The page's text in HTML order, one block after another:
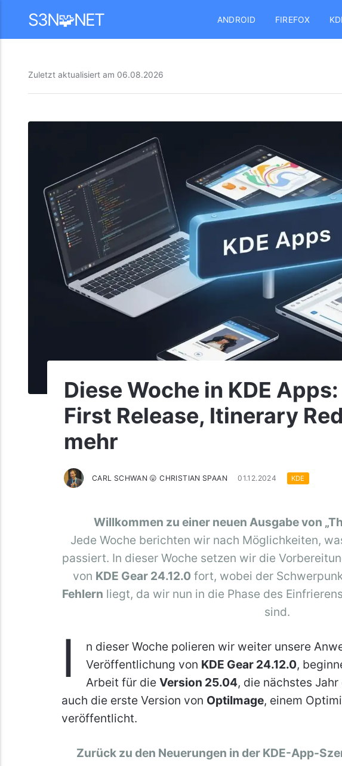
S3N🧩NET ANDROID FIREFOX
Zuletzt aktualisiert am 06.08.2026
Diese Woche in KDE
First Release, Itinerary
mehr
CARL SCHWAN 😛 CHRISTIAN SPAAN 01.12.2024 KDE
Willkommen zu einer neuen Ausgabe von
Jede Woche berichten wir nach Möglichkeiten,
passiert. In dieser Woche setzen wir die
von KDE Gear 24.12.0 fort, wobei der
Fehlern liegt, da wir nun in die Phase des
sind.
I
n dieser Woche polieren wir weiter unsere
Veröffentlichung von KDE Gear 24.12.0,
Arbeit für dieVersion 25.04, die nächstes
auch die erste Version von OptiImage, einem
veröffentlicht.
Zurück zu den Neuerungen in der KDE-App-